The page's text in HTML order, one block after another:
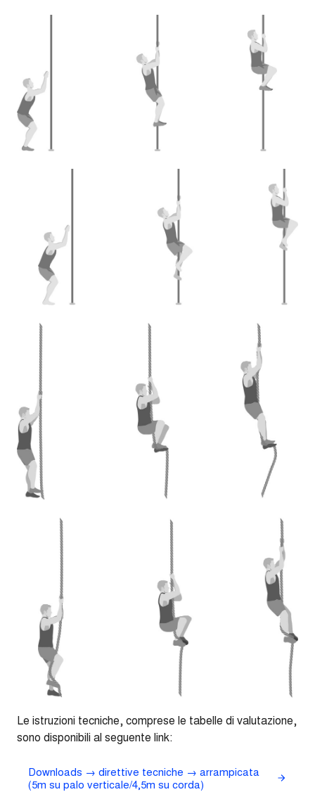
Le istruzioni tecniche, comprese le tabelle di valutazione,
sono disponibili al seguente link:
Downloads → direttive tecniche → arrampicata
(5m su palo verticale/4,5m su corda)